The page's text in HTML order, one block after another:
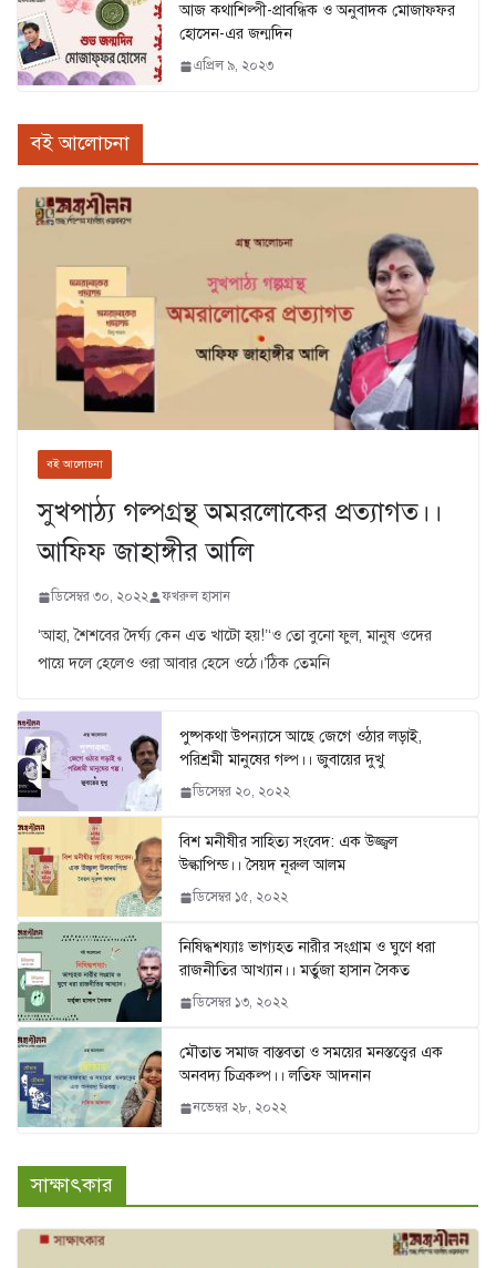
আজ কথাশিল্পী-প্রাবন্ধিক ও অনুবাদক মোজাফ্ফর
হোসেন-এর জন্মদিন
এপ্রিল ৯, ২০২৩
বই আলোচনা
বই আলোচনা
সুখপাঠ্য গল্পগ্রন্থ অমরলোকের প্রত্যাগত।।
আফিফ জাহাঙ্গীর আলি
ডিসেম্বর ৩০, ২০২২ ফখরুল হাসান
‘আহা, শৈশবের দৈর্ঘ্য কেন এত খাটো হয়!’‘ও তো বুনো ফুল, মানুষ ওদের
পায়ে দলে হেলেও ওরা আবার হেসে ওঠে।’ঠিক তেমনি
পুষ্পকথা উপন্যাসে আছে জেগে ওঠার লড়াই,
পরিশ্রমী মানুষের গল্প।। জুবায়ের দুখু
ডিসেম্বর ২০, ২০২২
বিশ মনীষীর সাহিত্য সংবেদ: এক উজ্জ্বল
উল্কাপিন্ড।। সৈয়দ নূরুল আলম
ডিসেম্বর ১৫, ২০২২
নিষিদ্ধশয্যাঃ ভাগ্যহত নারীর সংগ্রাম ও ঘুণে ধরা
রাজনীতির আখ্যান।। মর্তুজা হাসান সৈকত
ডিসেম্বর ১৩, ২০২২
মৌতাত সমাজ বাস্তবতা ও সময়ের মনস্তত্ত্বের এক
অনবদ্য চিত্রকল্প।। লতিফ আদনান
নভেম্বর ২৮, ২০২২
সাক্ষাৎকার